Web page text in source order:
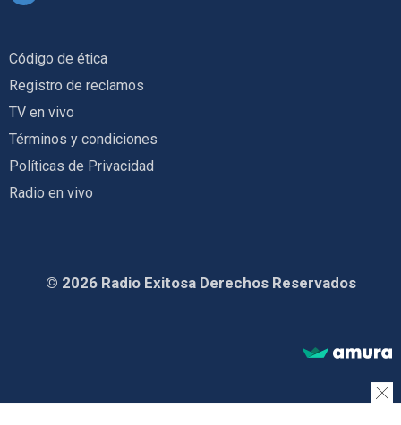
Código de ética
Registro de reclamos
TV en vivo
Términos y condiciones
Políticas de Privacidad
Radio en vivo
© 2026 Radio Exitosa Derechos Reservados